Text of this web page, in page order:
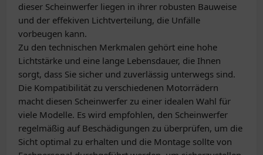
dieser Scheinwerfer liegen in ihrer robusten Bauweise
und der effekiven Lichtverteilung, die Unfälle
vorbeugen kann.
Zu den technischen Merkmalen gehört eine hohe
Lichtstärke und eine lange Lebensdauer, die Ihnen
sorgt, dass Sie sicher und zuverlässig unterwegs sind.
Die Kompatibilität zu verschiedenen Motorrädern
macht diesen Scheinwerfer zu einer idealen Wahl für
viele Modelle. Es wird empfohlen, den Scheinwerfer
regelmäßig auf Beschädigungen zu überprüfen, um die
Sicht optimal zu erhalten und die Montage sollte von